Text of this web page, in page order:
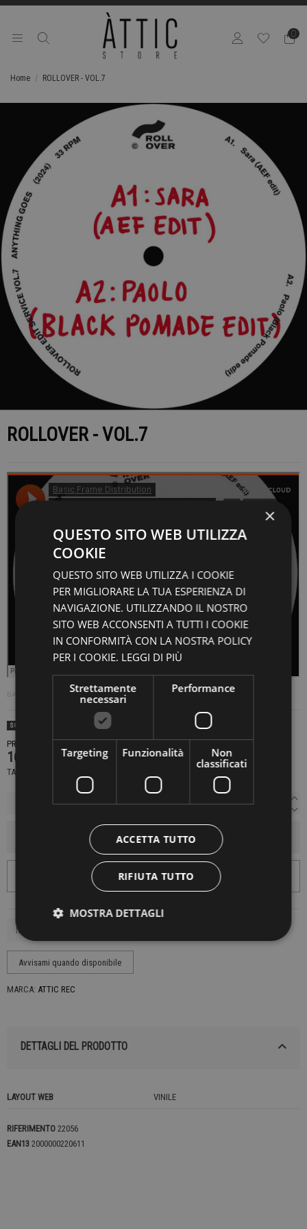
0
Home ROLLOVER - VOL.7
ROLLOVER - VOL.7
BASIC FRAME DISTRIBUTION·ROLL007 / V.A. - ROLLOVER EDIT SERVICE VOL. 7
SOLD OUT
PRODOTTO NON DISPONIBILE CONTATTACI PER SAPERE DI PIÙ
16,00 €
TASSE INCLUSE
AGGIUNGI AL CARRELLO
MARCA: ATTIC REC
DETTAGLI DEL PRODOTTO
LAYOUT WEB VINILE
RIFERIMENTO 22056
EAN13 2000000220611
×
QUESTO SITO WEB UTILIZZA
COOKIE
QUESTO SITO WEB UTILIZZA I COOKIE
PER MIGLIORARE LA TUA ESPERIENZA DI
NAVIGAZIONE. UTILIZZANDO IL NOSTRO
SITO WEB ACCONSENTI A TUTTI I COOKIE
IN CONFORMITÀ CON LA NOSTRA POLICY
PER I COOKIE. LEGGI DI PIÙ
Strettamente
necessari
Performance
Targeting Funzionalità
Non
classificati
ACCETTA TUTTO
RIFIUTA TUTTO
MOSTRA DETTAGLI